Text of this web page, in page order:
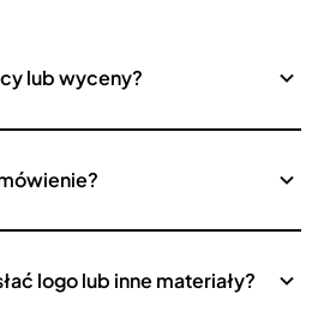
lub wyceny?
logo lub inne materiały?